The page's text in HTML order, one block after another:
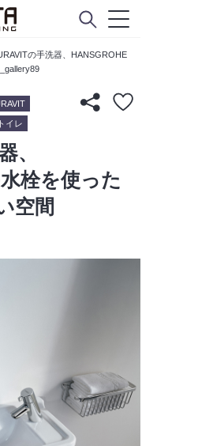
の手洗器、HANSGROHE
トイレ
、
栓を使った
空間